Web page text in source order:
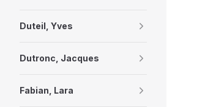
Duteil, Yves
Dutronc, Jacques
Fabian, Lara